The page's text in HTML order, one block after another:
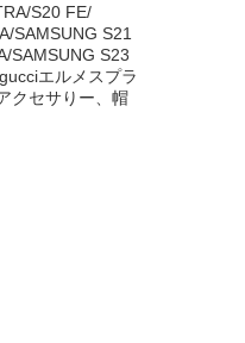
S20 FE/
SAMSUNG S21
SAMSUNG S23
エルメスプラ
クセサりー、帽